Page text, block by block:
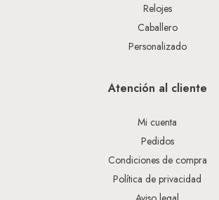
Relojes
Caballero
Personalizado
Atención al cliente
Mi cuenta
Pedidos
Condiciones de compra
Política de privacidad